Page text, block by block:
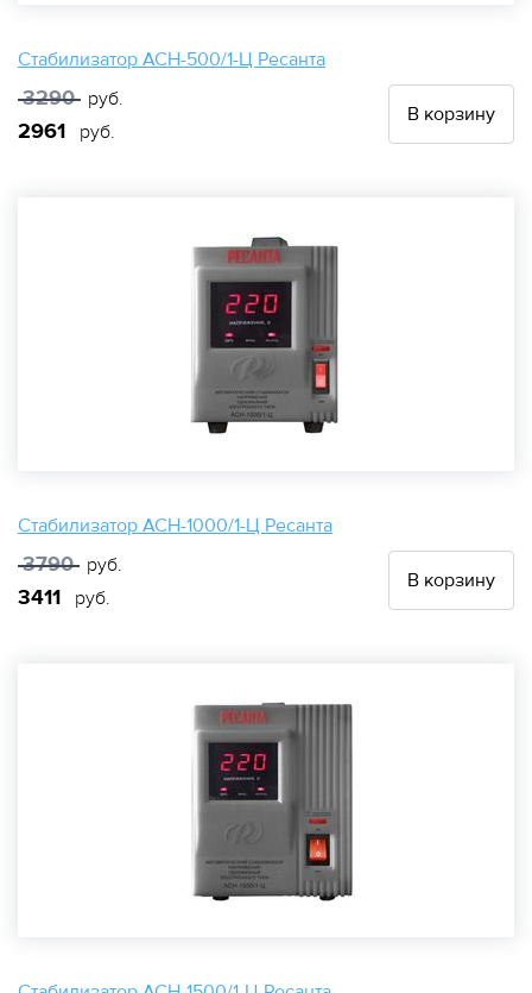
Стабилизатор АСН-500/1-Ц Ресанта
3290 руб.
2961 руб.
В корзину
Стабилизатор АСН-1000/1-Ц Ресанта
3790 руб.
3411 руб.
В корзину